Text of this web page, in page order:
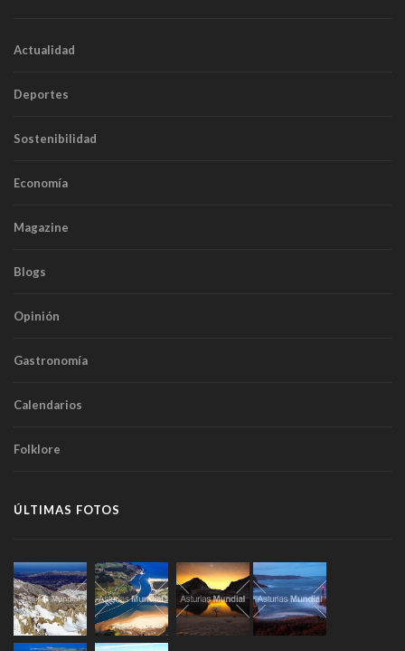
Actualidad
Deportes
Sostenibilidad
Economía
Magazine
Blogs
Opinión
Gastronomía
Calendarios
Folklore
ÚLTIMAS FOTOS